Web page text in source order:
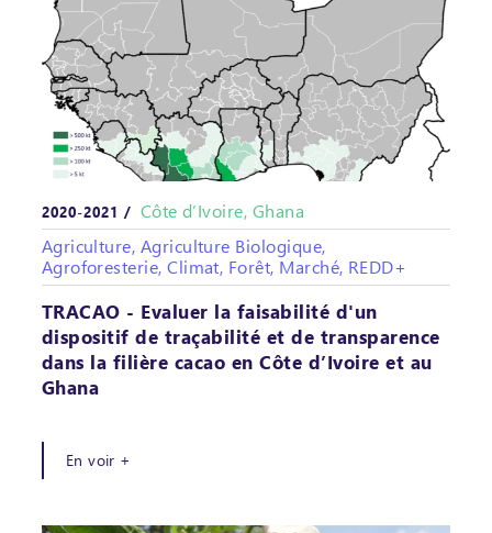
2020-2021 / Côte d’Ivoire, Ghana
Agriculture, Agriculture Biologique,
Agroforesterie, Climat, Forêt, Marché, REDD+
TRACAO - Evaluer la faisabilité d'un
dispositif de traçabilité et de transparence
dans la filière cacao en Côte d’Ivoire et au
Ghana
En voir +